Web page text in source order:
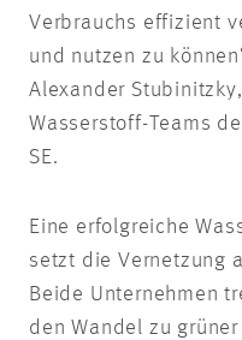
Verbrauchs effizient
und nutzen zu
Alexander
Wasserstoff-Teams
SE.
Eine erfolgreiche
setzt die Vernetzung
Beide Unternehmen
den Wandel zu